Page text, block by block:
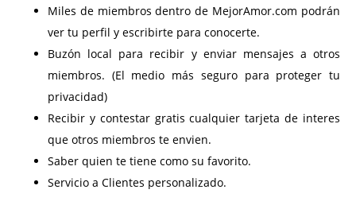
Miles de miembros dentro de MejorAmor.com podrán
ver tu perfil y escribirte para conocerte.
Buzón local para recibir y enviar mensajes a otros
miembros. (El medio más seguro para proteger tu
privacidad)
Recibir y contestar gratis cualquier tarjeta de interes
que otros miembros te envien.
Saber quien te tiene como su favorito.
Servicio a Clientes personalizado.